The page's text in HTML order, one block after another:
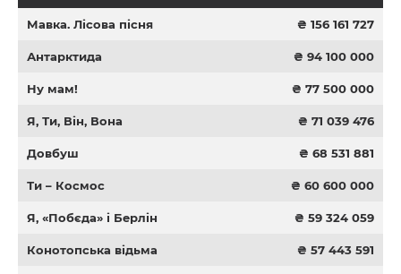
Мавка. Лісова пісня ₴ 156 161 727
Антарктида ₴ 94 100 000
Ну мам! ₴ 77 500 000
Я, Ти, Він, Вона ₴ 71 039 476
Довбуш ₴ 68 531 881
Ти – Космос ₴ 60 600 000
Я, «Побєда» і Берлін ₴ 59 324 059
Конотопська відьма ₴ 57 443 591